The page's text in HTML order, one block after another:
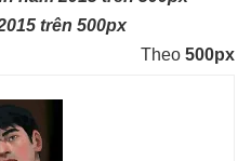
trên 500px
Theo 500px